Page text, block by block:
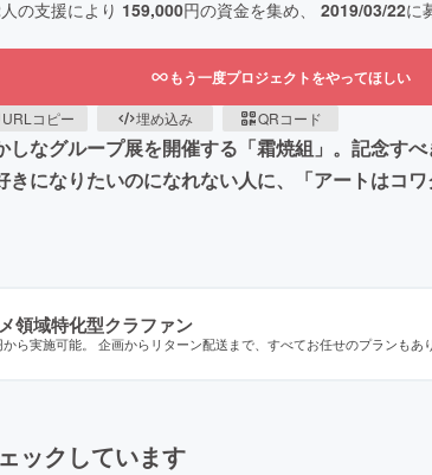
人の支援により 159,000円の資金を集め、 2019/03/22に
もう一度プロジェクトをやってほしい
URLコピー 埋め込み QRコード
なグループ展を開催する「霜焼組」。記念す
になりたいのになれない人に、「アートはコ
領域特化型クラファン
ら実施可能。 企画からリターン配送まで、すべてお任せのプランもあ
ックしています